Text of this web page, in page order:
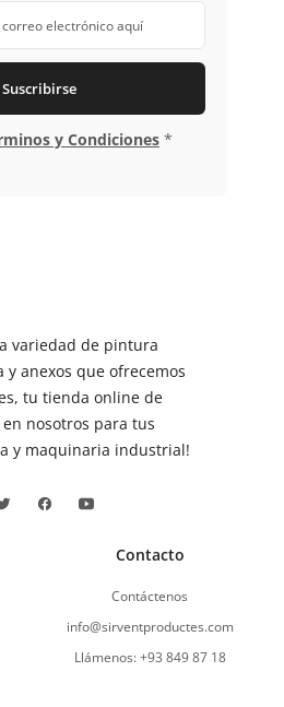
Suscribirse
y Condiciones *
variedad de pintura
anexos que ofrecemos
tu tienda online de
en nosotros para tus
y maquinaria industrial!
Contacto
Contáctenos
info@sirventproductes.com
Llámenos: +93 849 87 18